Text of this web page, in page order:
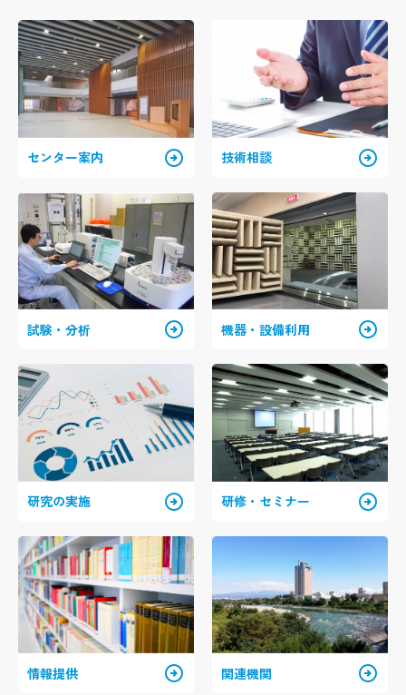
センター案内 arrow_circle_right 技術相談 arrow_circle_right
試験・分析 arrow_circle_right 機器・設備利用 arrow_circle_right
研究の実施 arrow_circle_right 研修・セミナー arrow_circle_right
情報提供 arrow_circle_right 関連機関 arrow_circle_right